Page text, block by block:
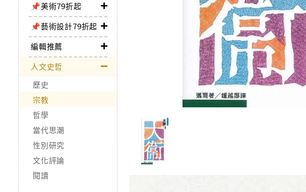
📌美術79折起
📌藝術設計79折起
編輯推薦
人文史哲
歷史
宗教
哲學
當代思潮
性別研究
文化評論
閱讀